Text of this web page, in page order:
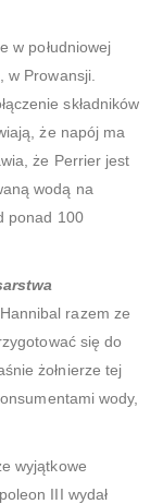
w południowej
w Prowansji.
składników
że napój ma
że Perrier jest
wodą na
ponad 100
razem ze
się do
żołnierze tej
wody,
wyjątkowe
III wydał